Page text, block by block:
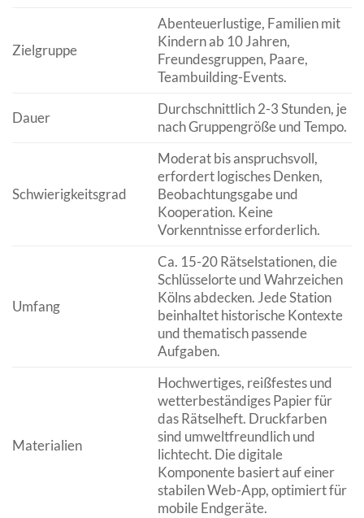
Zielgruppe
Abenteuerlustige, Familien mit
Kindern ab 10 Jahren,
Freundesgruppen, Paare,
Teambuilding-Events.
Dauer
Durchschnittlich 2-3 Stunden, je
nach Gruppengröße und Tempo.
Schwierigkeitsgrad
Moderat bis anspruchsvoll,
erfordert logisches Denken,
Beobachtungsgabe und
Kooperation. Keine
Vorkenntnisse erforderlich.
Umfang
Ca. 15-20 Rätselstationen, die
Schlüsselorte und Wahrzeichen
Kölns abdecken. Jede Station
beinhaltet historische Kontexte
und thematisch passende
Aufgaben.
Materialien
Hochwertiges, reißfestes und
wetterbeständiges Papier für
das Rätselheft. Druckfarben
sind umweltfreundlich und
lichtecht. Die digitale
Komponente basiert auf einer
stabilen Web-App, optimiert für
mobile Endgeräte.